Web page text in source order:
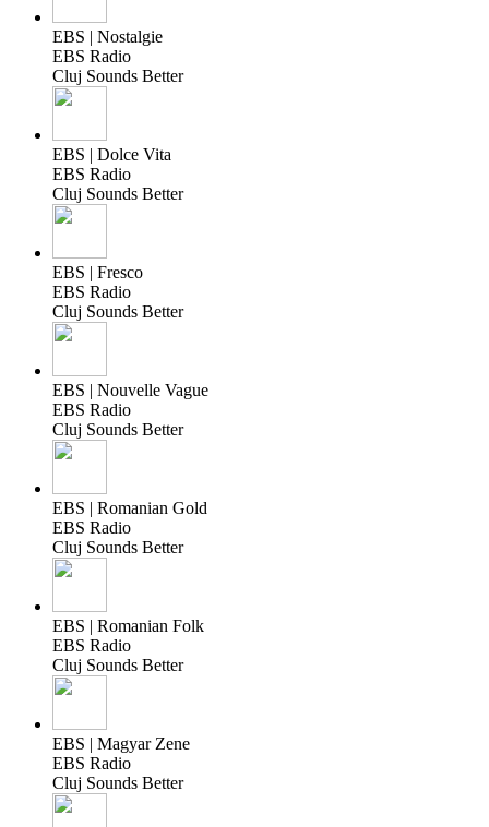
EBS | Nostalgie
EBS Radio
Cluj Sounds Better
EBS | Dolce Vita
EBS Radio
Cluj Sounds Better
EBS | Fresco
EBS Radio
Cluj Sounds Better
EBS | Nouvelle Vague
EBS Radio
Cluj Sounds Better
EBS | Romanian Gold
EBS Radio
Cluj Sounds Better
EBS | Romanian Folk
EBS Radio
Cluj Sounds Better
EBS | Magyar Zene
EBS Radio
Cluj Sounds Better